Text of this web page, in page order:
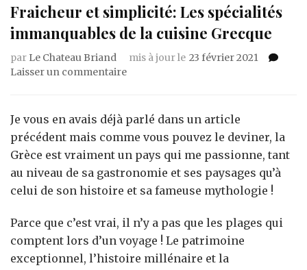
Fraicheur et simplicité: Les spécialités
immanquables de la cuisine Grecque
par Le Chateau Briand mis à jour le 23 février 2021
Laisser un commentairesur
simplicité:
Les
spécialités
immanquables
de
la
Grecque
Je vous en avais déjà parlé dans un article
précédent mais comme vous pouvez le deviner, la
Grèce est vraiment un pays qui me passionne, tant
au niveau de sa gastronomie et ses paysages qu’à
celui de son histoire et sa fameuse mythologie !
Parce que c’est vrai, il n’y a pas que les plages qui
comptent lors d’un voyage ! Le patrimoine
exceptionnel, l’histoire millénaire et la